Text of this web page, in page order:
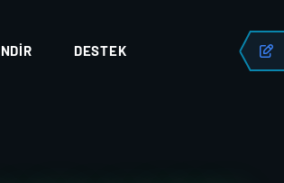
DESTEK